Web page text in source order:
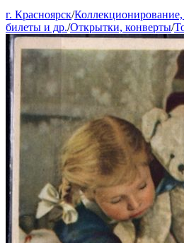
г. Красноярск/
билеты и др./Открытки, конверты/